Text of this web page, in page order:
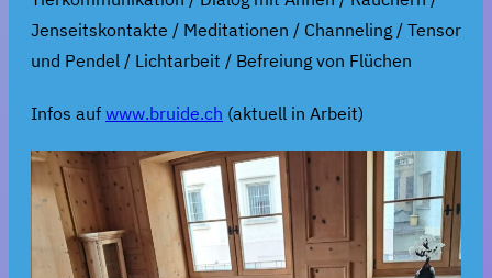
Jenseitskontakte / Meditationen / Channeling / Tensor
und Pendel / Lichtarbeit / Befreiung von Flüchen
Infos auf www.bruide.ch (aktuell in Arbeit)